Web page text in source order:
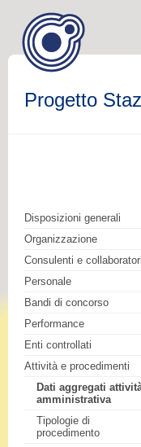
Progetto
Disposizioni generali
Organizzazione
Consulenti e collaboratori
Personale
Bandi di concorso
Performance
Enti controllati
Attività e procedimenti
Dati aggregati
amministrativa
Tipologie di
procedimento